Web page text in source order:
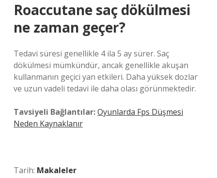
Roaccutane saç dökülmesi
ne zaman geçer?
Tedavi süresi genellikle 4 ila 5 ay sürer. Saç
dökülmesi mümkündür, ancak genellikle akuşan
kullanmanın geçici yan etkileri. Daha yüksek dozlar
ve uzun vadeli tedavi ile daha olası görünmektedir.
Tavsiyeli Bağlantılar:Oyunlarda Fps Düşmesi
Neden Kaynaklanır
Tarih: Makaleler